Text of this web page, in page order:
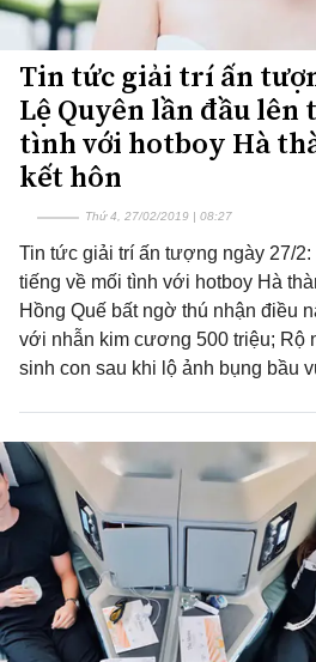
Tin tức giải trí ấn
Lệ Quyên lần đầu lên
tình với hotboy Hà
kết hôn
Thứ 4, 27/02/2019 | 08:27
Tin tức giải trí ấn tượng ngày 27/
tiếng về mối tình với hotboy Hà
Hồng Quế bất ngờ thú nhận điều
với nhẫn kim cương 500 triệu; Rộ
sinh con sau khi lộ ảnh bụng bầu